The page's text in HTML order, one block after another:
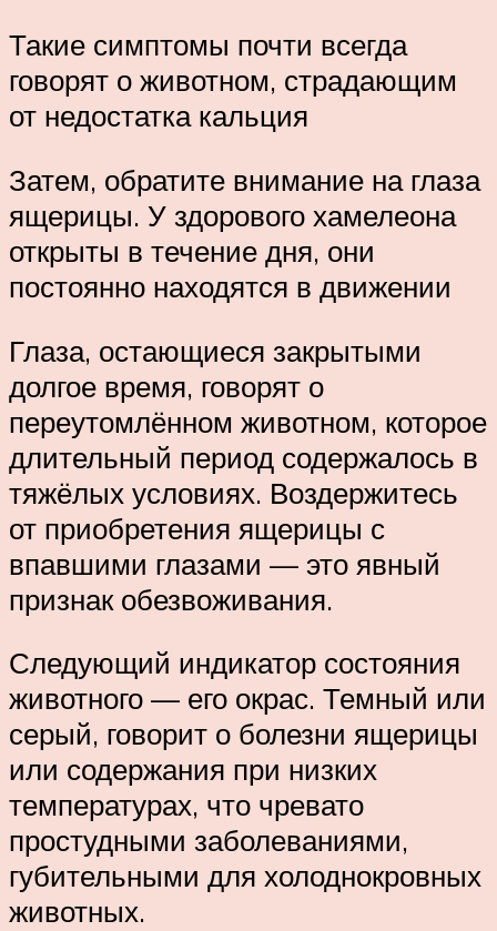
Такие симптомы почти всегда
говорят о животном, страдающим
от недостатка кальция
Затем, обратите внимание на глаза
ящерицы. У здорового хамелеона
открыты в течение дня, они
постоянно находятся в движении
Глаза, остающиеся закрытыми
долгое время, говорят о
переутомлённом животном, которое
длительный период содержалось в
тяжёлых условиях. Воздержитесь
от приобретения ящерицы с
впавшими глазами — это явный
признак обезвоживания.
Следующий индикатор состояния
животного — его окрас. Темный или
серый, говорит о болезни ящерицы
или содержания при низких
температурах, что чревато
простудными заболеваниями,
губительными для холоднокровных
животных.